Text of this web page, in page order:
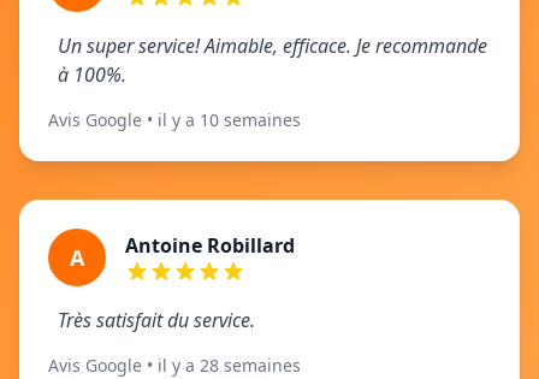
Un super service! Aimable, efficace. Je recommande
à 100%.
Avis Google • il y a 10 semaines
A Antoine Robillard
Très satisfait du service.
Avis Google • il y a 28 semaines